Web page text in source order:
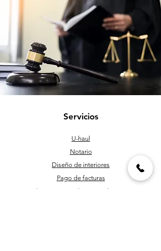
Servicios
U-haul
Notario
Diseño de interiores
Pago de facturas
Instalación y acristalamiento de ventanas